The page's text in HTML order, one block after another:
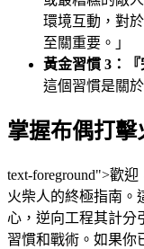
環境互動，對
至關重要。」
黃金習慣 3：
這個習慣是關
掌握布偶打
text-foreground">歡
火柴人的終極指南。
心，逆向工程其計分
習慣和戰術。如果你